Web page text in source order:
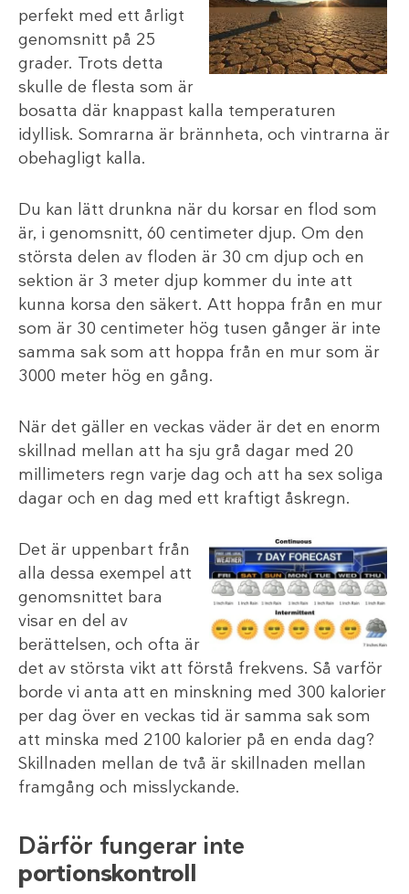
perfekt med ett årligt
genomsnitt på 25
grader. Trots detta
skulle de flesta som är
bosatta där knappast kalla temperaturen
idyllisk. Somrarna är brännheta, och vintrarna är
obehagligt kalla.
Du kan lätt drunkna när du korsar en flod som
är, i genomsnitt, 60 centimeter djup. Om den
största delen av floden är 30 cm djup och en
sektion är 3 meter djup kommer du inte att
kunna korsa den säkert. Att hoppa från en mur
som är 30 centimeter hög tusen gånger är inte
samma sak som att hoppa från en mur som är
3000 meter hög en gång.
När det gäller en veckas väder är det en enorm
skillnad mellan att ha sju grå dagar med 20
millimeters regn varje dag och att ha sex soliga
dagar och en dag med ett kraftigt åskregn.
Det är uppenbart från
alla dessa exempel att
genomsnittet bara
visar en del av
berättelsen, och ofta är
det av största vikt att förstå frekvens. Så varför
borde vi anta att en minskning med 300 kalorier
per dag över en veckas tid är samma sak som
att minska med 2100 kalorier på en enda dag?
Skillnaden mellan de två är skillnaden mellan
framgång och misslyckande.
Därför fungerar inte
portionskontroll